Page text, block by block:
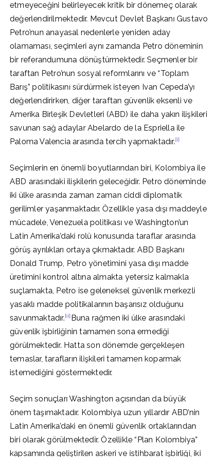
etmeyeceğini belirleyecek kritik bir dönemeç olarak
değerlendirilmektedir. Mevcut Devlet Başkanı Gustavo
Petro’nun anayasal nedenlerle yeniden aday
olamaması, seçimleri aynı zamanda Petro döneminin
bir referandumuna dönüştürmektedir. Seçmenler bir
taraftan Petro’nun sosyal reformlarını ve “Toplam
Barış” politikasını sürdürmek isteyen Ivan Cepeda’yı
değerlendirirken, diğer taraftan güvenlik eksenli ve
Amerika Birleşik Devletleri (ABD) ile daha yakın ilişkileri
savunan sağ adaylar Abelardo de la Espriella ile
Paloma Valencia arasında tercih yapmaktadır.[i]
Seçimlerin en önemli boyutlarından biri, Kolombiya ile
ABD arasındaki ilişkilerin geleceğidir. Petro döneminde
iki ülke arasında zaman zaman ciddi diplomatik
gerilimler yaşanmaktadır. Özellikle yasa dışı maddeyle
mücadele, Venezuela politikası ve Washington’un
Latin Amerika’daki rolü konusunda taraflar arasında
görüş ayrılıkları ortaya çıkmaktadır. ABD Başkanı
Donald Trump, Petro yönetimini yasa dışı madde
üretimini kontrol altına almakta yetersiz kalmakla
suçlamakta, Petro ise geleneksel güvenlik merkezli
yasaklı madde politikalarının başarısız olduğunu
savunmaktadır.[ii] Buna rağmen iki ülke arasındaki
güvenlik işbirliğinin tamamen sona ermediği
görülmektedir. Hatta son dönemde gerçekleşen
temaslar, tarafların ilişkileri tamamen koparmak
istemediğini göstermektedir.
Seçim sonuçları Washington açısından da büyük
önem taşımaktadır. Kolombiya uzun yıllardır ABD’nin
Latin Amerika’daki en önemli güvenlik ortaklarından
biri olarak görülmektedir. Özellikle “Plan Kolombiya”
kapsamında geliştirilen askeri ve istihbarat işbirliği, iki